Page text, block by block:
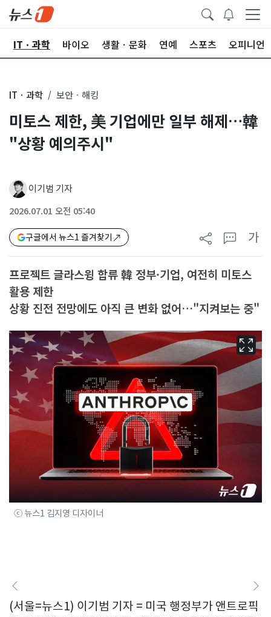
ITㆍ과학 바이오 생활ㆍ문화 연예 스포츠 오피니언
ITㆍ과학 보안ㆍ해킹
미토스 제한, 美 기업에만 일부 해제…韓
"상황 예의주시"
이기범 기자
2026.07.01 오전 05:40
구글에서 뉴스1 즐겨찾기 가
프로젝트 글라스윙 합류 韓 정부·기업, 여전히 미토스
활용 제한
상황 진전 전망에도 아직 큰 변화 없어…"지켜보는 중"
ⓒ 뉴스1 김지영 디자이너
(서울=뉴스1) 이기범 기자 = 미국 행정부가 앤트로픽